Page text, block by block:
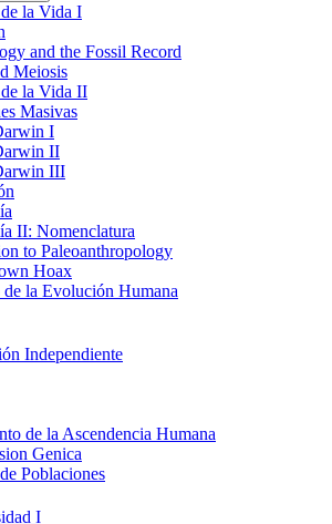
la Vida I
and the Fossil Record
Meiosis
la Vida II
Masivas
I
II
III
II: Nomenclatura
to Paleoanthropology
Hoax
la Evolución Humana
Independiente
de la Ascendencia Humana
Genica
Poblaciones
I